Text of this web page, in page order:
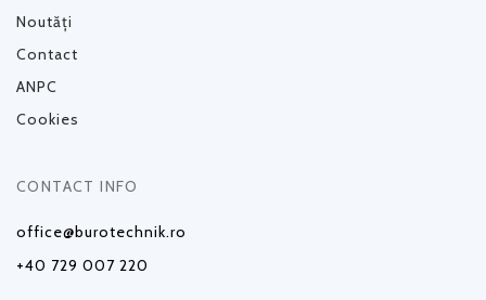
Noutăți
Contact
ANPC
Cookies
CONTACT INFO
office@burotechnik.ro
+40 729 007 220